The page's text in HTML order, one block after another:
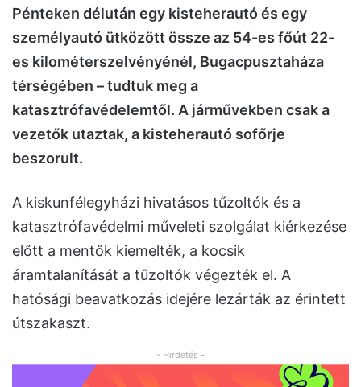
Pénteken délután egy kisteherautó és egy
személyautó ütközött össze az 54-es főút 22-
es kilométerszelvényénél, Bugacpusztaháza
térségében – tudtuk meg a
katasztrófavédelemtől. A járművekben csak a
vezetők utaztak, a kisteherautó sofőrje
beszorult.
A kiskunfélegyházi hivatásos tűzoltók és a
katasztrófavédelmi műveleti szolgálat kiérkezése
előtt a mentők kiemelték, a kocsik
áramtalanítását a tűzoltók végezték el. A
hatósági beavatkozás idejére lezárták az érintett
útszakaszt.
- Hirdetés -